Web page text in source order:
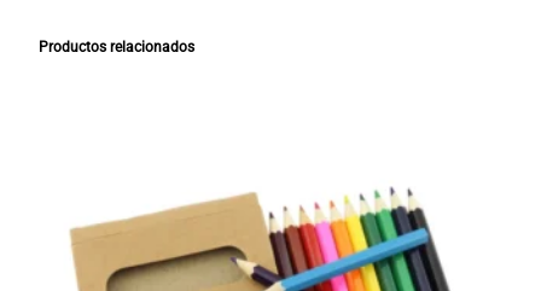
d
Productos relacionados